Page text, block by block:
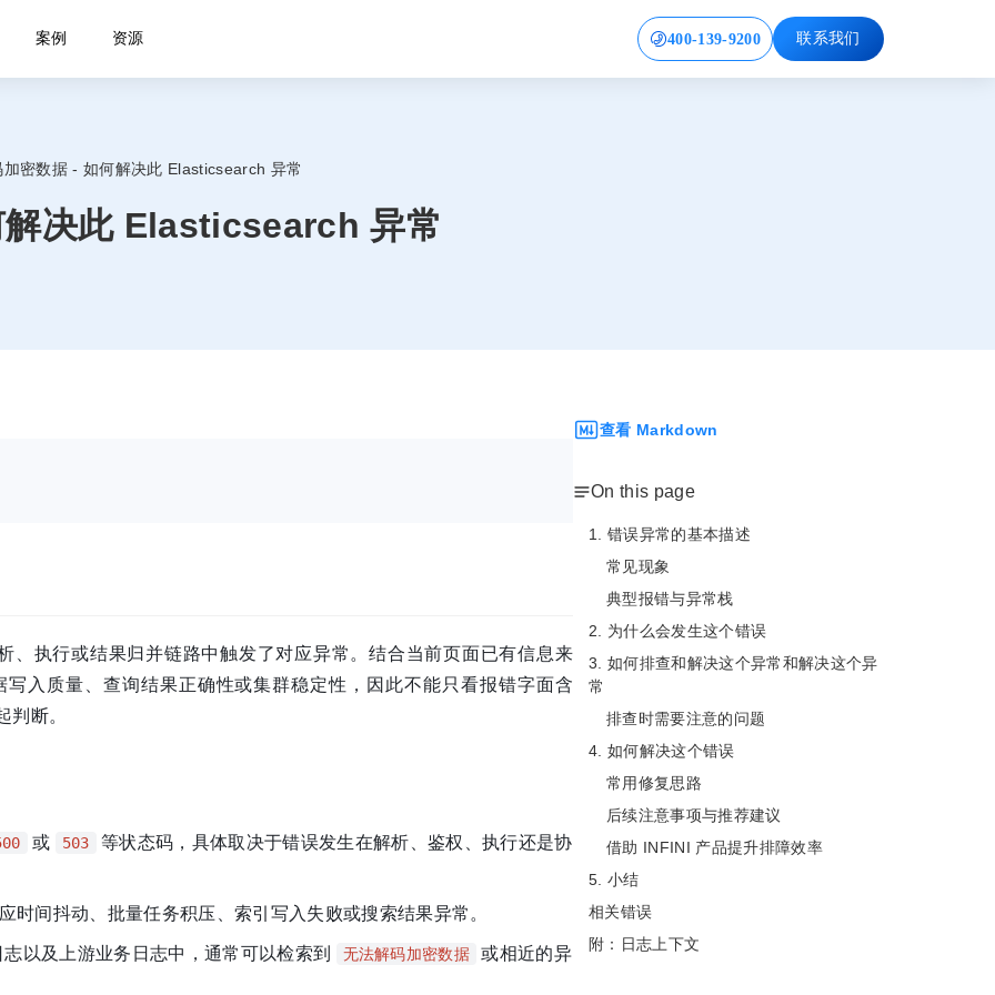
案例 资源 400-139-9200 联系我们
加密数据 - 如何解决此 Elasticsearch 异常
决此 Elasticsearch 异常
、执行或结果归并链路中触发了对应异常。结合当前页面已有信息来
入质量、查询结果正确性或集群稳定性，因此不能只看报错字面含
判断。
或 503 等状态码，具体取决于错误发生在解析、鉴权、执行还是协
时间抖动、批量任务积压、索引写入失败或搜索结果异常。
以及上游业务日志中，通常可以检索到 无法解码加密数据 或相近的异
查看 Markdown
On this page
1. 错误异常的基本描述
常见现象
典型报错与异常栈
2. 为什么会发生这个错误
3. 如何排查和解决这个异常和解决这个异
常
排查时需要注意的问题
4. 如何解决这个错误
常用修复思路
后续注意事项与推荐建议
借助 INFINI 产品提升排障效率
5. 小结
相关错误
附：日志上下文